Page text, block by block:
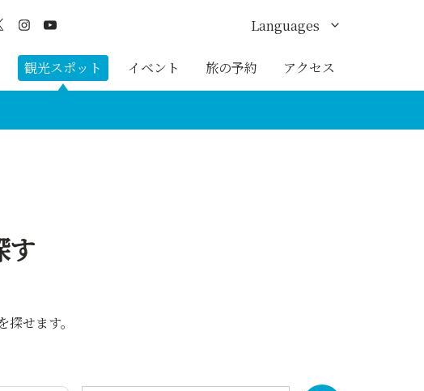
観光スポット イベント 旅の予約 アクセス
Languages
English
す
せます。